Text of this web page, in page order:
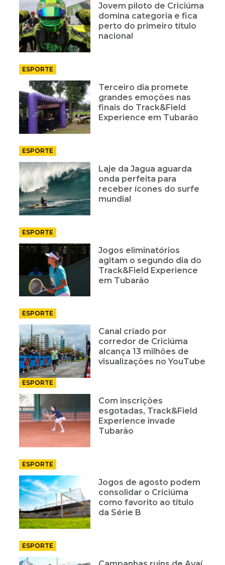
Jovem piloto de Criciúma
domina categoria e fica
perto do primeiro título
nacional
ESPORTE
Terceiro dia promete
grandes emoções nas
finais do Track&Field
Experience em Tubarão
ESPORTE
Laje da Jagua aguarda
onda perfeita para
receber ícones do surfe
mundial
ESPORTE
Jogos eliminatórios
agitam o segundo dia do
Track&Field Experience
em Tubarão
ESPORTE
Canal criado por
corredor de Criciúma
alcança 13 milhões de
visualizações no YouTube
ESPORTE
Com inscrições
esgotadas, Track&Field
Experience invade
Tubarão
ESPORTE
Jogos de agosto podem
consolidar o Criciúma
como favorito ao título
da Série B
ESPORTE